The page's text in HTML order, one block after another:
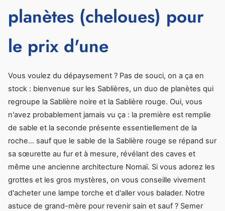
planètes (cheloues) pour
le prix d'une
Vous voulez du dépaysement ? Pas de souci, on a ça en
stock : bienvenue sur les Sablières, un duo de planètes qui
regroupe la Sablière noire et la Sablière rouge. Oui, vous
n'avez probablement jamais vu ça : la première est remplie
de sable et la seconde présente essentiellement de la
roche… sauf que le sable de la Sablière rouge se répand sur
sa sœurette au fur et à mesure, révélant des caves et
même une ancienne architecture Nomaï. Si vous adorez les
grottes et les gros mystères, on vous conseille vivement
d'acheter une lampe torche et d'aller vous balader. Notre
astuce de grand-mère pour revenir sain et sauf ? Semer